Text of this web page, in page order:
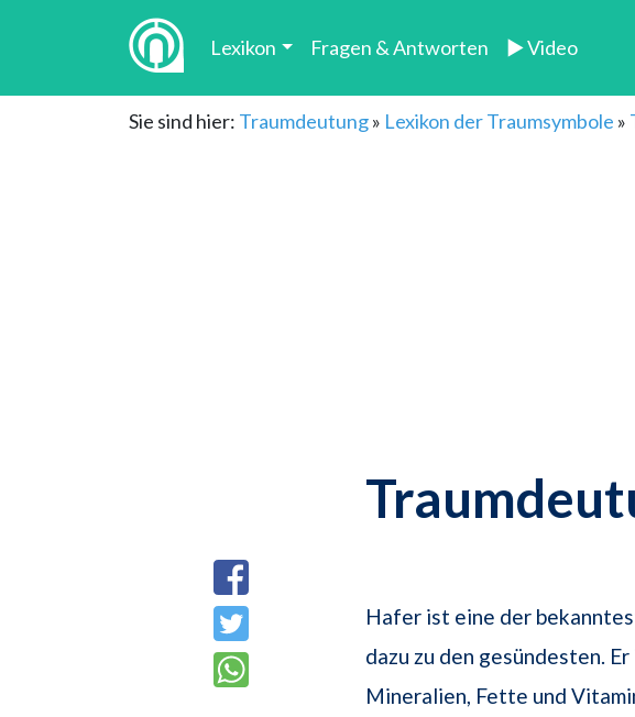
Lexikon Fragen & Antworten ► Video
Sie sind hier: Traumdeutung» Lexikon der Traumsymbole »
Hafer ist eine der
dazu zu den ge­sündesten.
Mineralien, Fette und